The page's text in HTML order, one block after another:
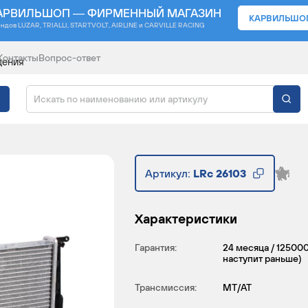
— ФИРМЕННЫЙ МАГАЗИН
LUZAR, TRIALLI, STARTVOLT, AIRLINE и CARVILLE RACING
Вопрос-ответ
ДЛЯ
Артикул: LRc 26103
Характеристики
Гарантия:
24 месяца /
наступит раньше)
Трансмиссия: MT/AT